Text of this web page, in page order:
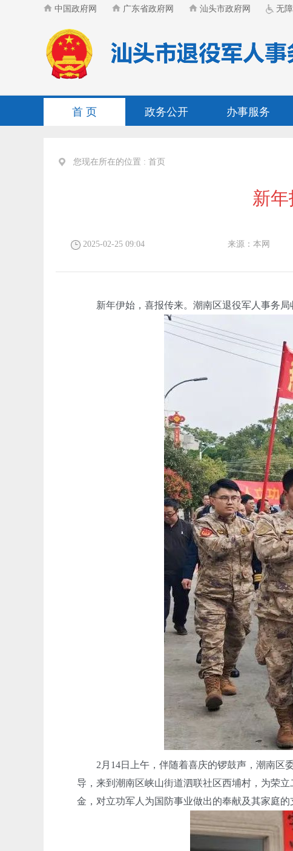
中国政府网 广东省政府网 汕头市政府网 无
首 页 政务公开 办事服务
您现在所在的位置 : 首页
新
2025-02-25 09:04 来源：本网
新年伊始，喜报传来。潮南区退役军人事务局
2月14日上午，伴随着喜庆的锣鼓声，潮南区委
导，来到潮南区峡山街道泗联社区西埔村，为荣
金，对立功军人为国防事业做出的奉献及其家庭